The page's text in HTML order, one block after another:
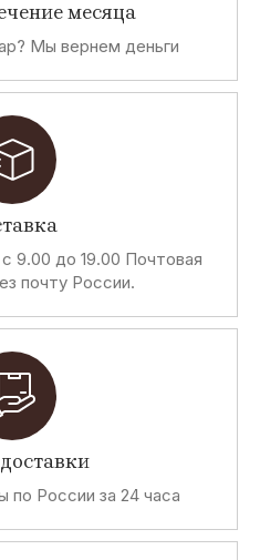
месяца
Мы вернем деньги
9.00 до 19.00 Почтовая
почту России.
по России за 24 часа